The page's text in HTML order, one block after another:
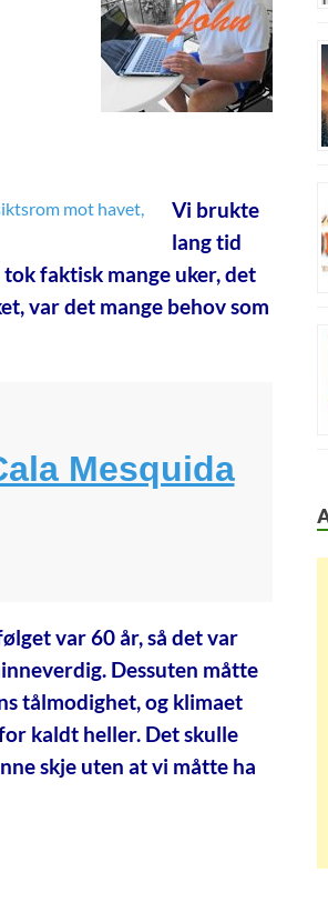
Vi brukte
lang tid
faktisk mange uker, det
var det mange behov som
Mesquida
var 60 år, så det var
Dessuten måtte
tålmodighet, og klimaet
kaldt heller. Det skulle
skje uten at vi måtte ha